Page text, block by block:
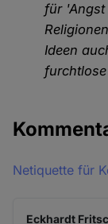
für 'Angst
Ideen
Netiquette für
Eckhardt